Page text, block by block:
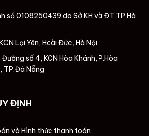
số 0108250439 do Sở KH và ĐT TP Hà
Lại Yên, Hoài Đức, Hà Nội
Đường số 4, KCN Hòa Khánh, P.Hòa
TP.Đà Nẵng
ĐỊNH
và Hình thức thanh toán